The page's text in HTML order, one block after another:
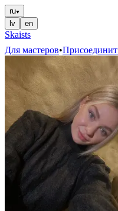
ru
lv
en
Skaists
Для мастеров•